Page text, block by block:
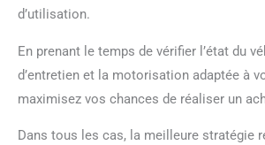
d’utilisation.
En prenant le temps de vérifier l’état du véhicule, l’historique
d’entretien et la motorisation adaptée à
maximisez vos chances de réaliser un
Dans tous les cas, la meilleure stratégie reste de ne pas se